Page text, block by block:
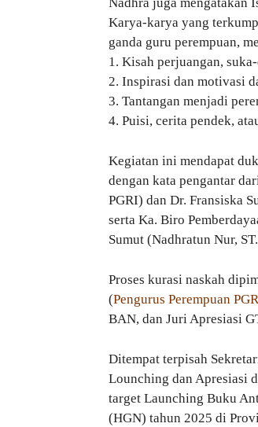
Karya-karya yang
ganda guru perempuan,
1. Kisah perjuangan,
2. Inspirasi dan motivasi
3. Tantangan menjadi
4. Puisi, cerita pendek,
Kegiatan ini mendapat
dengan kata pengantar
PGRI) dan Dr. Fransiska
serta Ka. Biro
Sumut (Nadhratun Nur,
Proses kurasi naskah
(Pengurus Perempuan
BAN, dan Juri Apresiasi
Ditempat terpisah
Lounching dan Apresiasi
target Launching Buku
(HGN) tahun 2025 di